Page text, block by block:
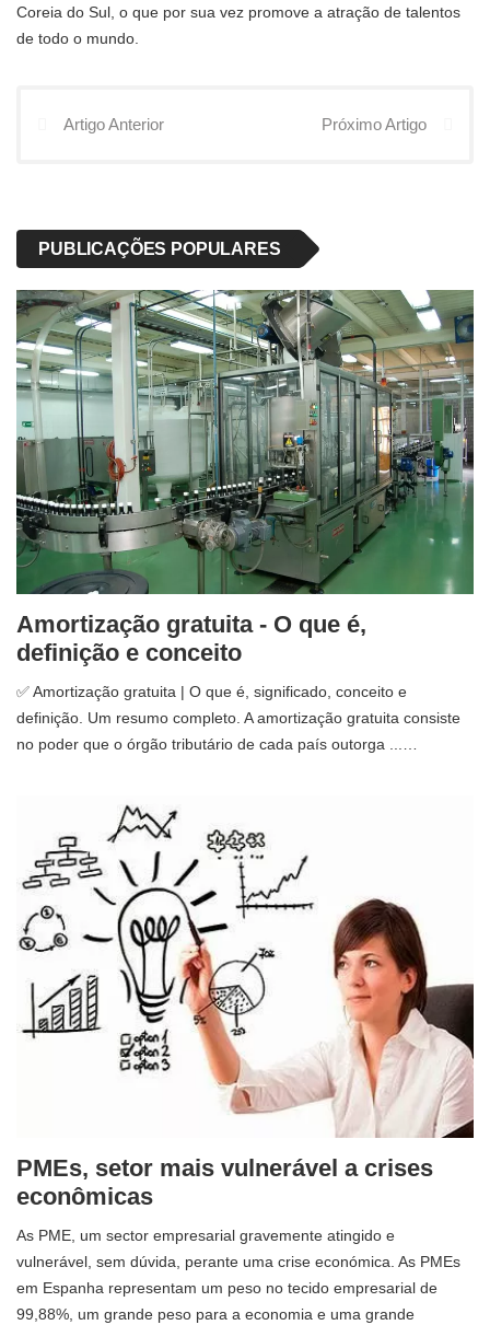
Coreia do Sul, o que por sua vez promove a atração de talentos
de todo o mundo.
Artigo Anterior Próximo Artigo
PUBLICAÇÕES POPULARES
Amortização gratuita - O que é,
definição e conceito
✅ Amortização gratuita | O que é, significado, conceito e
definição. Um resumo completo. A amortização gratuita consiste
no poder que o órgão tributário de cada país outorga ...…
PMEs, setor mais vulnerável a crises
econômicas
As PME, um sector empresarial gravemente atingido e
vulnerável, sem dúvida, perante uma crise económica. As PMEs
em Espanha representam um peso no tecido empresarial de
99,88%, um grande peso para a economia e uma grande